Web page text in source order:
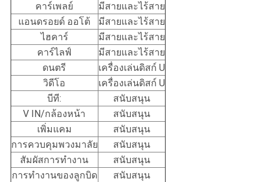
คาร์เพลย์
มีสายและไร้สาย
แอนดรอยด์ ออโต้
มีสายและไร้สาย
ไฮคาร์
มีสายและไร้สาย
คาร์ไลฟ์
มีสายและไร้สาย
ดนตรี
เครื่องเล่นดิสก์ U
วิดีโอ
เครื่องเล่นดิสก์ U
บีที:
สนับสนุน
V IN/กล้องหน้า
สนับสนุน
เพิ่มแคม
สนับสนุน
การควบคุมพวงมาลัย
สนับสนุน
สัมผัสการทำงาน
สนับสนุน
การทำงานของลูกบิด
สนับสนุน